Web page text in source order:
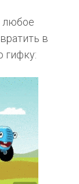
любое
в
гифку: